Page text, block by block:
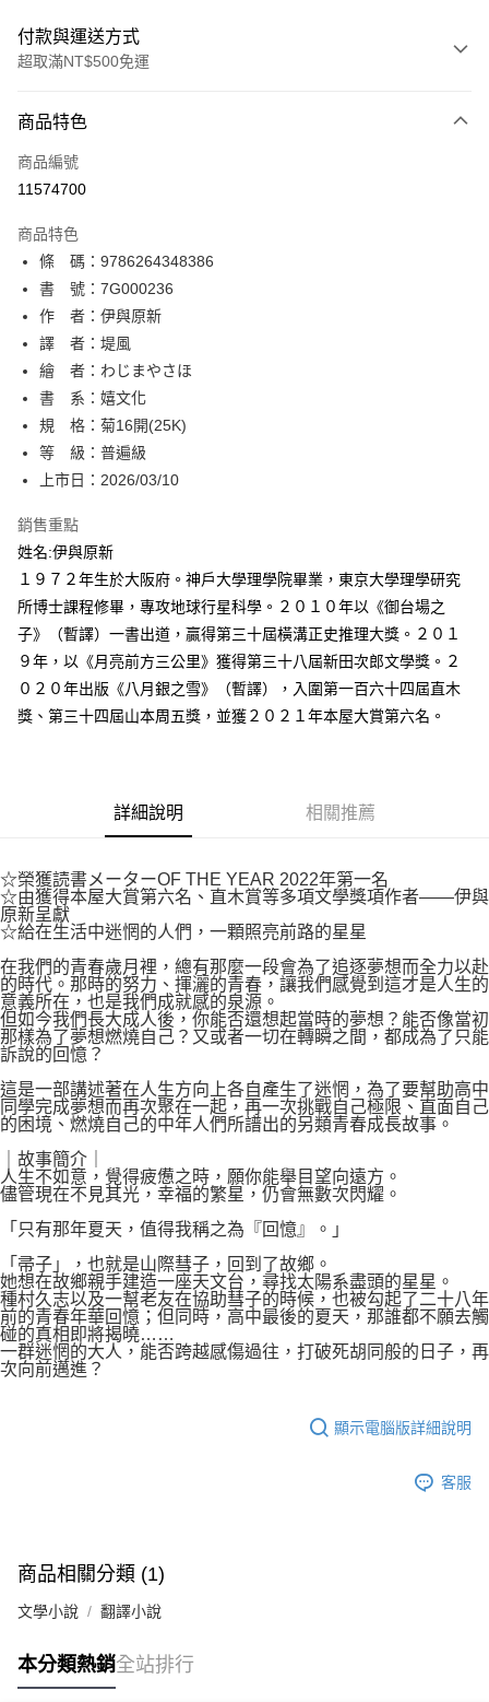
付款與運送方式
超取滿NT$500免運
信用卡一次付款
超商取貨付款
相關說明
【關於「AFTEE先享後付」】
AFTEE先享後付是「在收到商品之後才付款」的支付方式。 讓您購物簡單
便利好安心！
１．簡單：不需註冊會員、不需綁卡、不需儲值。
２．便利：只要手機號碼，簡訊認證，即可結帳。
３．安心：先確認商品／服務後，再付款。
【「AFTEE先享後付」結帳流程】
１．於結帳方式選擇「AFTEE先享後付」後，將跳轉至「AFTEE先享後付」
結帳頁面，進行簡訊認證並確認金額後，即可完成結帳。
２．訂單成立數日內，您將收到繳費通知簡訊。
３．收到繳費通知簡訊後14天內，點擊此簡訊中的連結，可透過四大超商／
※ 請注意：結帳手續完成當下不需立刻繳費，但若您需要取消訂單，請聯絡
購買商品的店家。未經商家同意取消之訂單仍視為有效，需透過AFTEE先享
後付繳納相關費用。
※ 交易是否成功請以「AFTEE先享後付 」之結帳頁面顯示為準，若有關於
是否繳費成功／繳費後需取消欲退款等相關疑問，請聯繫「AFTEE先享後付
【注意事項】
１．透過由恩沛科技股份有限公司提供之「AFTEE先享後付」服務完成之交
易，需依本服務之必要範圍內提供個人資料，並將交易相關給付款項請求債
權轉讓予恩沛科技股份有限公司。
４．使用「AFTEE先享後付」時，將依據個別帳號之用戶狀況，依本公司即
請求用戶進行身份認證。
５．嚴禁一人註冊多個帳號或使用他人資訊註冊。若發現惡意使用之情形，
恩沛科技股份有限公司將有權停止該用戶之使用額度並採取法律行動。
ATM付款
運送方式
全家取貨付款
每筆NT$80，滿NT$500(含以上)免運費
付款後全家取貨
每筆NT$80，滿NT$500(含以上)免運費
每筆NT$80，滿NT$500(含以上)免運費
付款後萊爾富取貨
每筆NT$80，滿NT$500(含以上)免運費
7-11取貨付款
每筆NT$80，滿NT$500(含以上)免運費
付款後7-11取貨
每筆NT$100，滿NT$800(含以上)免運費
商品特色
商品編號
11574700
商品特色
條 碼：9786264348386
書 號：7G000236
作 者：伊與原新
譯 者：堤風
繪 者：わじまやさほ
書 系：嬉文化
規 格：菊16開(25K)
等 級：普遍級
上市日：2026/03/10
銷售重點
姓名:伊與原新
１９７２年生於大阪府。神戶大學理學院畢業，東京大學理學研究
所博士課程修畢，專攻地球行星科學。２０１０年以《御台場之
子》（暫譯）一書出道，贏得第三十屆橫溝正史推理大獎。２０１
９年，以《月亮前方三公里》獲得第三十八屆新田次郎文學獎。２
０２０年出版《八月銀之雪》（暫譯），入圍第一百六十四屆直木
獎、第三十四屆山本周五獎，並獲２０２１年本屋大賞第六名。
詳細說明 相關推薦
☆榮獲読書メーターOF THE YEAR 2022年第一名
☆由獲得本屋大賞第六名、直木賞等多項文學獎項作者——伊與
原新呈獻
☆給在生活中迷惘的人們，一顆照亮前路的星星
在我們的青春歲月裡，總有那麼一段會為了追逐夢想而全力以赴
的時代。那時的努力、揮灑的青春，讓我們感覺到這才是人生的
意義所在，也是我們成就感的泉源。
但如今我們長大成人後，你能否還想起當時的夢想？能否像當初
那樣為了夢想燃燒自己？又或者一切在轉瞬之間，都成為了只能
訴說的回憶？
這是一部講述著在人生方向上各自產生了迷惘，為了要幫助高中
同學完成夢想而再次聚在一起，再一次挑戰自己極限、直面自己
的困境、燃燒自己的中年人們所譜出的另類青春成長故事。
｜故事簡介｜
人生不如意，覺得疲憊之時，願你能舉目望向遠方。
儘管現在不見其光，幸福的繁星，仍會無數次閃耀。
「只有那年夏天，值得我稱之為『回憶』。」
「帚子」，也就是山際彗子，回到了故鄉。
她想在故鄉親手建造一座天文台，尋找太陽系盡頭的星星。
種村久志以及一幫老友在協助彗子的時候，也被勾起了二十八年
前的青春年華回憶；但同時，高中最後的夏天，那誰都不願去觸
碰的真相即將揭曉……
一群迷惘的大人，能否跨越感傷過往，打破死胡同般的日子，再
次向前邁進？
顯示電腦版詳細說明
客服
商品相關分類 (1)
文學小說 翻譯小說
本分類熱銷全站排行